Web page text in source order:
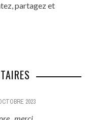
partagez et
2023